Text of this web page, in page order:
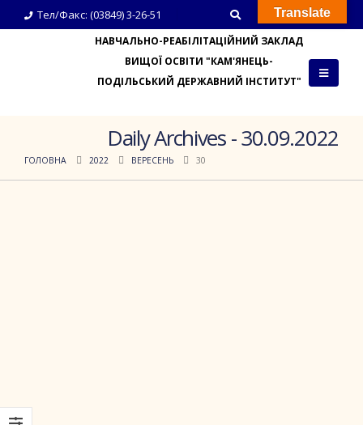
Тел/Факс: (03849) 3-26-51
НАВЧАЛЬНО-РЕАБІЛІТАЦІЙНИЙ ЗАКЛАД
ВИЩОЇ ОСВІТИ "КАМ'ЯНЕЦЬ-
ПОДІЛЬСЬКИЙ ДЕРЖАВНИЙ ІНСТИТУТ"
Daily Archives - 30.09.2022
ГОЛОВНА 2022 ВЕРЕСЕНЬ 30
Translate